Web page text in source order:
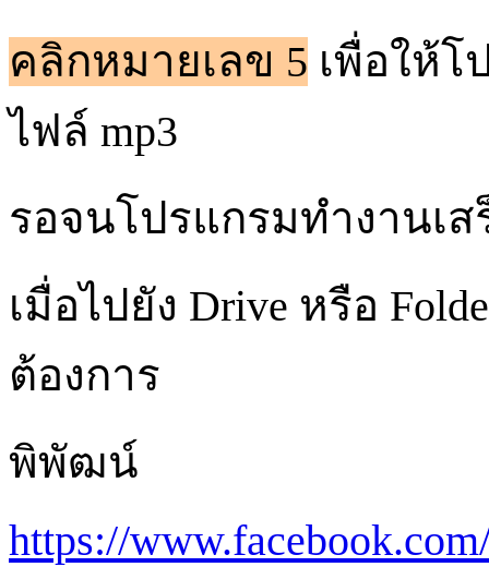
คลิกหมายเลข 5 เพื่อให้
ไฟล์ mp3
รอจนโปรแกรมทำงานเส
เมื่อไปยัง Drive หรือ
ต้องการ
พิพัฒน์
https://